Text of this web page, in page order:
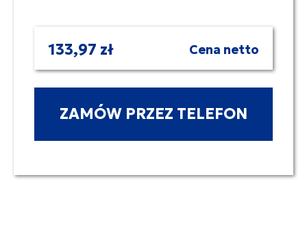
133,97 zł Cena netto
ZAMÓW PRZEZ TELEFON